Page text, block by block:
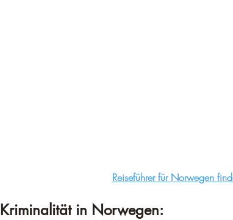
Reiseführer für Norwegen
Kriminalität in Norwegen: